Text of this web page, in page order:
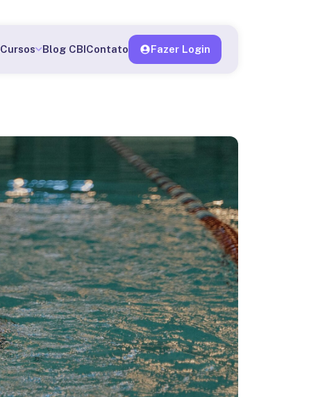
Cursos Blog CBIContato Fazer Login